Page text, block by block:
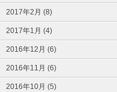
2017年2月 (8)
2017年1月 (4)
2016年12月 (6)
2016年11月 (6)
2016年10月 (5)